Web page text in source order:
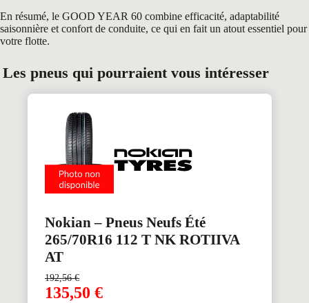
En résumé, le GOOD YEAR 60 combine efficacité, adaptabilité
saisonnière et confort de conduite, ce qui en fait un atout essentiel pour
votre flotte.
Les pneus qui pourraient vous intéresser
Nokian – Pneus Neufs Été
265/70R16 112 T NK ROTIIVA
AT
192,56€
135,50 €